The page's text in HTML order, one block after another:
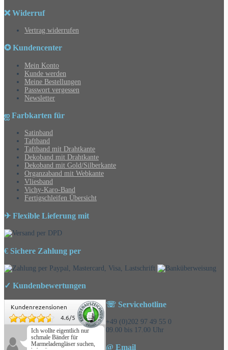
❌ Widerruf
Vertrag widerrufen
✪ Kundencenter
Mein Konto
Kunde werden
Meine Bestellungen
Passwort vergessen
Newsletter
ஐ Farbkarten für
Satinband
Taftband
Taftband mit Drahtkante
Dekoband mit Drahtkante
Dekoband mit Gold/Silberkante
Organzaband mit Webkante
Vliesband
Vichy-Karo-Band
Fertigschleifen Übersicht
✈ Flexible Lieferung mit
€ Sichere Zahlung per
✓ Kundenbewertungen
Kundenrezensionen
4.6/5
Ich wollte eigentlich nur
schmale Bänder für
Marmeladengläser suchen,
☏ Servicehotline
+49 (0)202 97 49 55 0
09.00 bis 17.00 Uhr
@ Email